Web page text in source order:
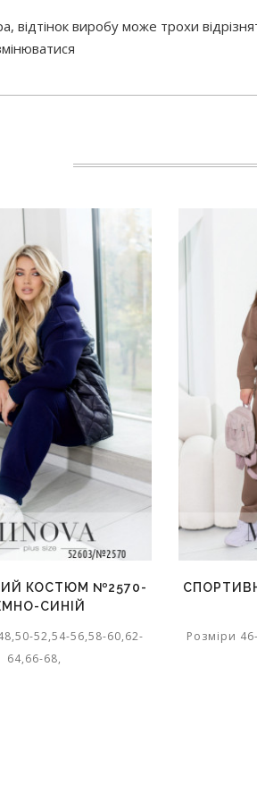
відтінок виробу може трохи
КОСТЮМ №2570-
СИНІЙ
52,54-56,58-60,62-
64,66-68,
Розміри